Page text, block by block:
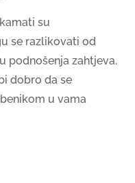
su
se razlikovati od
podnošenja zahtjeva.
dobro da se
u vama